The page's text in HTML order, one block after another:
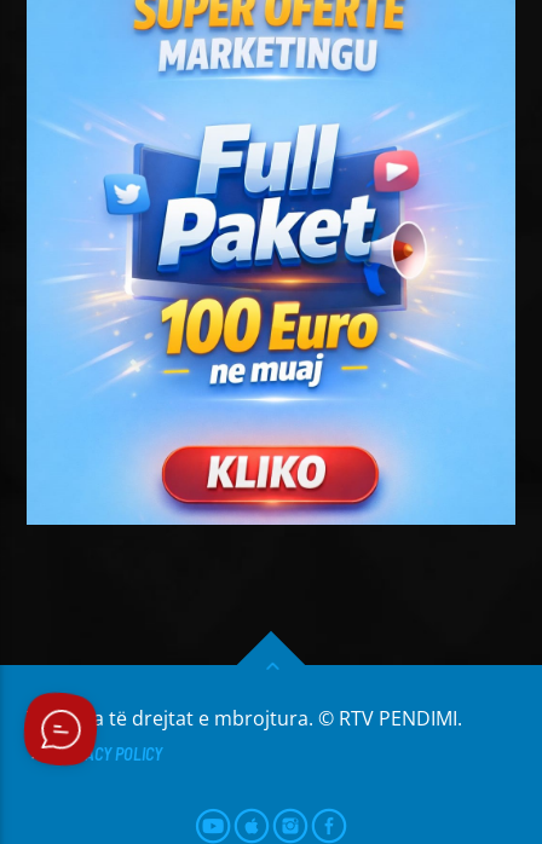
Të gjitha të drejtat e mbrojtura. © RTV PENDIMI.
PRIVACY POLICY